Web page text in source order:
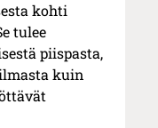
kohti
tulee
piispasta,
kuin